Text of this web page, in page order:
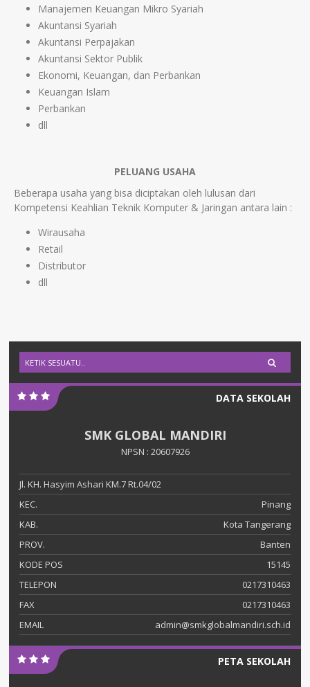
Manajemen Keuangan Mikro Syariah
Akuntansi Syariah
Akuntansi Perpajakan
Akuntansi Sektor Publik
Ekonomi, Keuangan, dan Perbankan
Keuangan Islam
Perbankan
dll
PELUANG USAHA
Beberapa usaha yang bisa diciptakan oleh lulusan dari
Kompetensi Keahlian Teknik Komputer & Jaringan antara lain :
Wirausaha
Retail
Distributor
dll
DATA SEKOLAH
SMK GLOBAL MANDIRI
NPSN : 20607926
Jl. KH. Hasyim Ashari KM.7 Rt.04/02
KEC.
Pinang
KAB.
Kota Tangerang
PROV.
Banten
KODE POS
15145
TELEPON
0217310463
FAX
0217310463
EMAIL
admin@smkglobalmandiri.sch.id
PETA SEKOLAH